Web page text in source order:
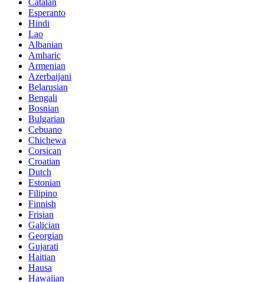
Catalan
Esperanto
Hindi
Lao
Albanian
Amharic
Armenian
Azerbaijani
Belarusian
Bengali
Bosnian
Bulgarian
Cebuano
Chichewa
Corsican
Croatian
Dutch
Estonian
Filipino
Finnish
Frisian
Galician
Georgian
Gujarati
Haitian
Hausa
Hawaiian